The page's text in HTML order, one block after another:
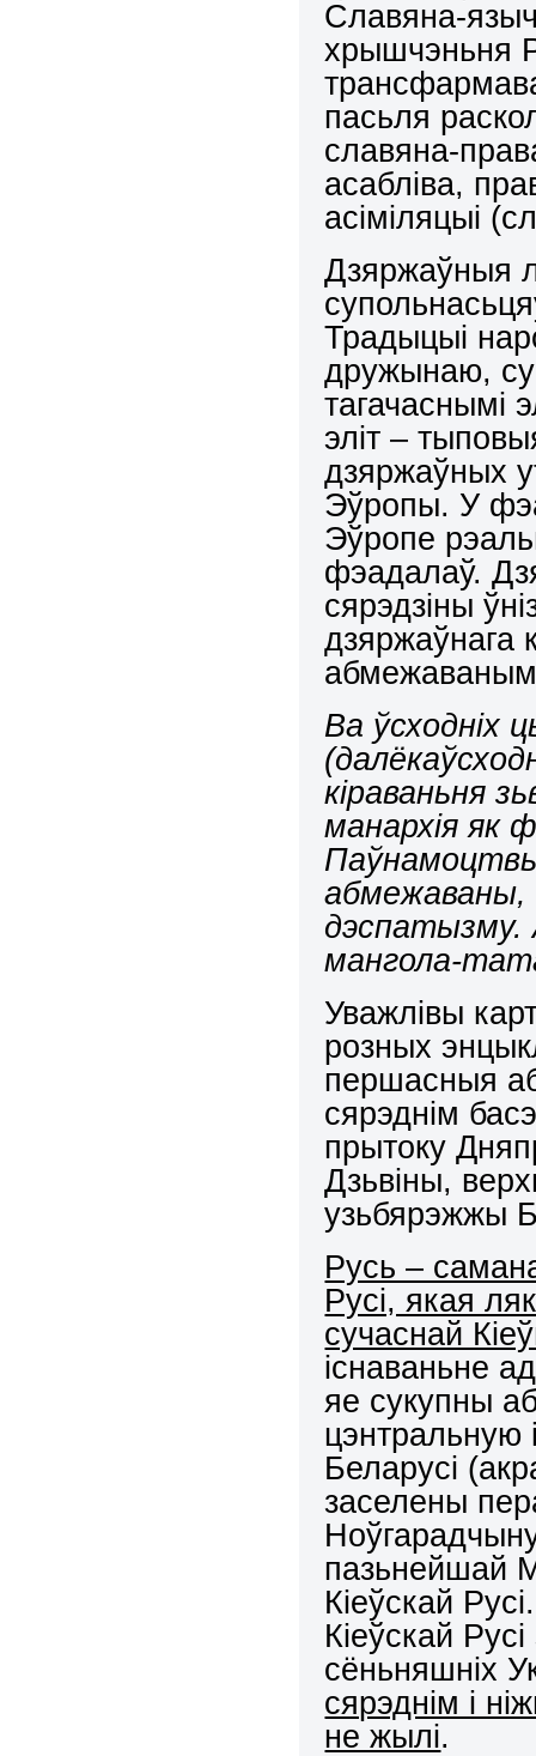
Славяна-
хрышчэньня
пасьля
славяна-
асабліва,
асіміляцыі
Дзяржаўныя
Традыцыі
дружынаю,
тагачаснымі
эліт –
дзяржаўных
Эўропы. У
Эўропе
фэадалаў.
сярэдзіны
дзяржаўнага
Ва ўсходніх
кіраваньня
манархія як
абмежаваны,
дэспатызму.
мангола-
Уважлівы
розных
першасныя
сярэднім
прытоку
Дзьвіны,
узьбярэжжы
Русь –
Русі, якая
сучаснай
існаваньне
яе сукупны
цэнтральную
Беларусі
заселены
пазьнейшай
Кіеўскай
Кіеўскай
сёньняшніх
сярэднім і
не жылі.